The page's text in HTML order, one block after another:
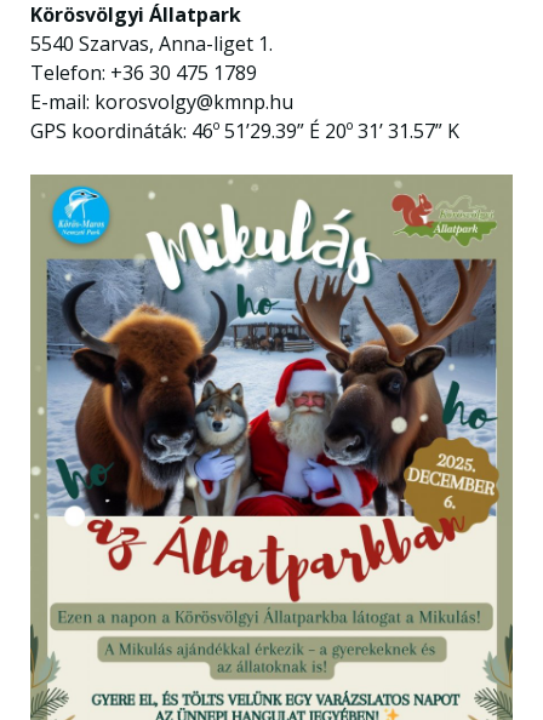
Körösvölgyi Állatpark
5540 Szarvas, Anna-liget 1.
Telefon: +36 30 475 1789
E-mail: korosvolgy@kmnp.hu
GPS koordináták: 46º 51’29.39” É 20º 31’ 31.57” K